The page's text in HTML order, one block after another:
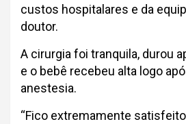
custos hospitalares e da
doutor.
A cirurgia foi tranquila, durou
e o bebê recebeu alta logo
anestesia.
“Fico extremamente